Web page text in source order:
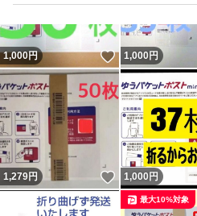
1,000円 いいね！
1,000円
1,279円 いいね！
1,000 円
最大10%対象